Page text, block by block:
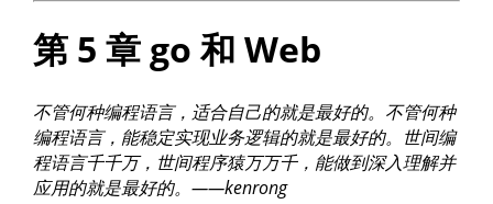
第 5 章 go 和 Web
不管何种编程语言，适合自己的就是最好的。不管何种
编程语言，能稳定实现业务逻辑的就是最好的。世间编
程语言千千万，世间程序猿万万千，能做到深入理解并
应用的就是最好的。——kenrong